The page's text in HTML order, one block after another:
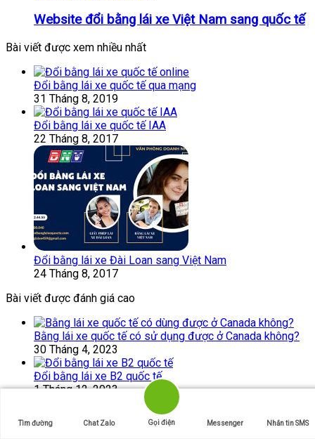
Website đổi bằng lái xe Việt Nam sang quốc tế
Bài viết được xem nhiều nhất
Đổi bằng lái xe quốc tế qua mạng
31 Tháng 8, 2019
Đổi bằng lái xe quốc tế IAA
22 Tháng 8, 2017
Đổi bằng lái xe Đài Loan sang Việt Nam
24 Tháng 8, 2017
Bài viết được đánh giá cao
Bằng lái xe quốc tế có sử dụng được ở Canada không?
30 Tháng 4, 2023
Đổi bằng lái xe B2 quốc tế
1 Tháng 12, 2023
Làm giấy phép lái xe cho người nước ngoài
28 Tháng 9, 2024
Tìm đường Chat Zalo Gọi điện Messenger Nhắn tin SMS